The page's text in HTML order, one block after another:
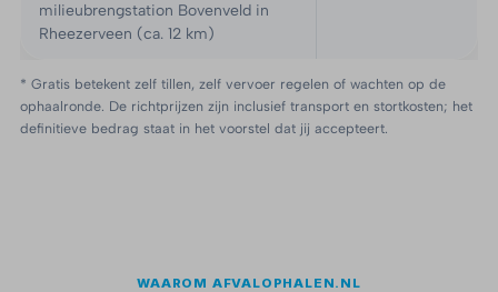
milieubrengstation Bovenveld in
Rheezerveen (ca. 12 km)
* Gratis betekent zelf tillen, zelf vervoer regelen of wachten op de
ophaalronde. De richtprijzen zijn inclusief transport en stortkosten; het
definitieve bedrag staat in het voorstel dat jij accepteert.
WAAROM AFVALOPHALEN.NL